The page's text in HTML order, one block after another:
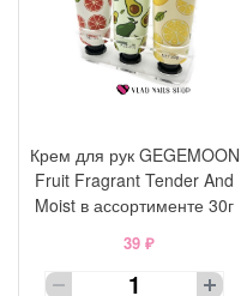
Крем для рук GEGEMOON
Fruit Fragrant Tender And
Moist в ассортименте 30г
39 ₽